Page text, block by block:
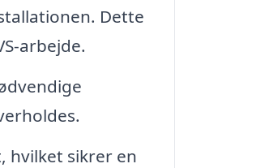
Dette
arbejde.
hvilket sikrer en